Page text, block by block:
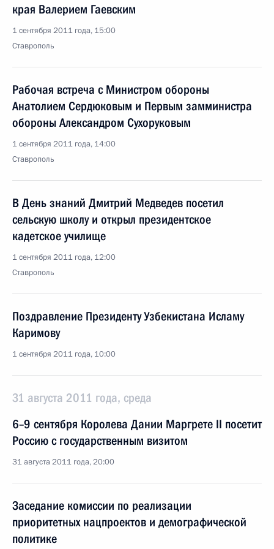
края Валерием Гаевским
1 сентября 2011 года, 15:00
Ставрополь
Рабочая встреча с Министром обороны
Анатолием Сердюковым и Первым замминистра
обороны Александром Сухоруковым
1 сентября 2011 года, 14:00
Ставрополь
В День знаний Дмитрий Медведев посетил
сельскую школу и открыл президентское
кадетское училище
1 сентября 2011 года, 12:00
Ставрополь
Поздравление Президенту Узбекистана Исламу
Каримову
1 сентября 2011 года, 10:00
31 августа 2011 года, среда
6–9 сентября Королева Дании Маргрете II посетит
Россию с государственным визитом
31 августа 2011 года, 20:00
Заседание комиссии по реализации
приоритетных нацпроектов и демографической
политике